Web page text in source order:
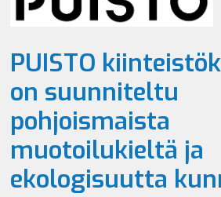
PUISTO
on suunniteltu
pohjoismaista
muotoilukieltä ja
ekologisuutta